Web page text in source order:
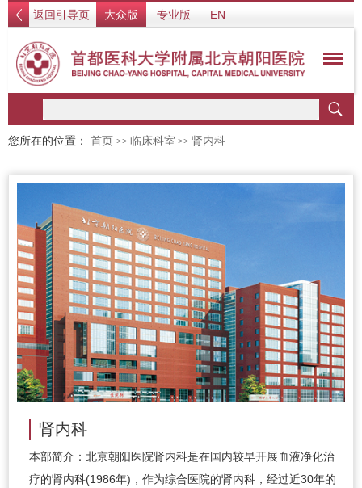
返回引导页 大众版 专业版 EN
您所在的位置： 首页 >> 临床科室 >> 肾内科
肾内科
本部简介：北京朝阳医院肾内科是在国内较早开展血液净化治
疗的肾内科(1986年)，作为综合医院的肾内科，经过近30年的